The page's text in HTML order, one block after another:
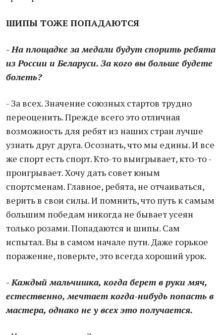
ШИПЫ ТОЖЕ ПОПАДАЮТСЯ
- На площадке за медали будут спорить ребята
из России и Беларуси. За кого вы больше будете
болеть?
- За всех. Значение союзных стартов трудно
переоценить. Прежде всего это отличная
возможность для ребят из наших стран лучше
узнать друг друга. Осознать, что мы едины. И все
же спорт есть спорт. Кто-то выигрывает, кто-то -
проигрывает. Хочу дать совет юным
спортсменам. Главное, ребята, не отчаиваться,
верить в свои силы. И помнить, что путь к самым
большим победам никогда не бывает усеян
только розами. Попадаются и шипы. Сам
испытал. Вы в самом начале пути. Даже горькое
поражение, поверьте, это всегда хороший урок.
- Каждый мальчишка, когда берет в руки мяч,
естественно, мечтает когда-нибудь попасть в
мастера, однако не у всех это получается.